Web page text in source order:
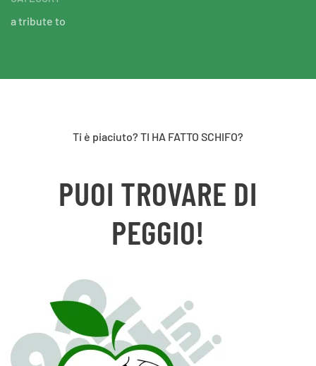
a tribute to
Ti è piaciuto? TI HA FATTO SCHIFO?
PUOI TROVARE DI
PEGGIO!